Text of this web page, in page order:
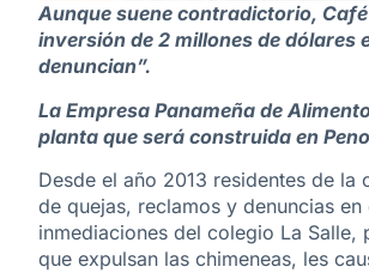
Aunque suene contradictorio,
inversión de 2 millones de dólares
denuncian”.
La Empresa Panameña de
planta que será construida en
Desde el año 2013 residentes de
de quejas, reclamos y denuncias
inmediaciones del colegio La
que expulsan las chimeneas, les